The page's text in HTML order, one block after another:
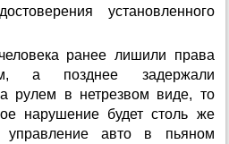
установленного
ранее лишили права
а позднее задержали
рулем в нетрезвом виде, то
нарушение будет столь же
авто в пьяном